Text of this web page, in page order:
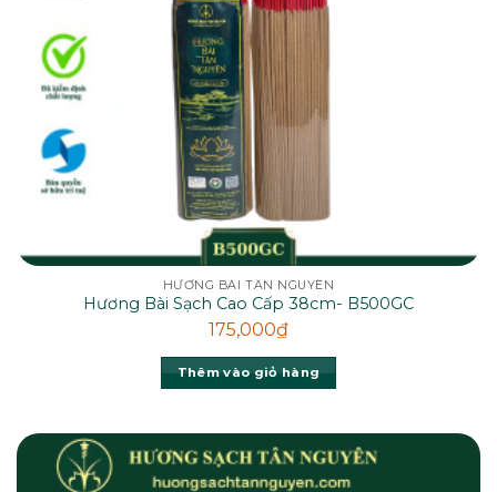
HƯƠNG BÀI TÂN NGUYÊN
Hương Bài Sạch Cao Cấp 38cm- B500GC
175,000₫
Thêm vào giỏ hàng